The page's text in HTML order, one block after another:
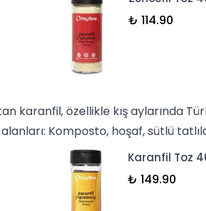
₺ 114.90
karanfil, özellikle kış aylarında
Komposto, hoşaf,sütlü tatlı
Karanfil Toz
₺ 149.90